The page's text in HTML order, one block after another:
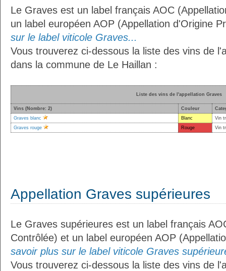
Le Graves est un label français AOC
un label européen AOP (Appellation d'Origine
sur le label viticole Graves...
Vous trouverez ci-dessous la liste des vins de
dans la commune de Le Haillan :
Liste des vins de l'appellation Graves
Vins (Nombre: 2) Couleur
Graves blanc
Blanc
Vin
Graves rouge
Rouge Vin
Appellation Graves supérieures
Le Graves supérieures est un label français
Contrôlée) et un label européen AOP
savoir plus sur le label viticole Graves
Vous trouverez ci-dessous la liste des vins de